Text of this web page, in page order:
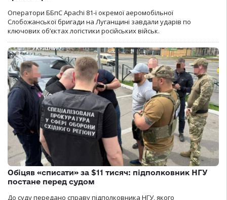
Оператори ББпС Apachi 81-ї окремої аеромобільної
Слобожанської бригади на Луганщині завдали ударів по
ключових об’єктах логістики російських військ.
Обіцяв «списати» за $11 тисяч: підполковник НГУ
постане перед судом
До суду передано справу підполковника НГУ, якого